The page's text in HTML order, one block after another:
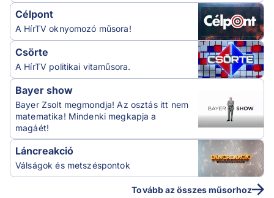
Célpont
A HírTV oknyomozó műsora!
Csörte
A HírTV politikai vitaműsora.
Bayer show
Bayer Zsolt megmondja! Az osztás itt nem
matematika! Mindenki megkapja a
magáét!
Láncreakció
Válságok és metszéspontok
Tovább az összes műsorhoz